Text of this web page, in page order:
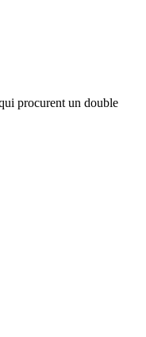
procurent un double